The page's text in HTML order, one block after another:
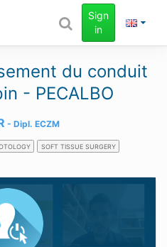
Sign
in
du conduit
- PECALBO
Dipl. ECZM
SOFT TISSUE SURGERY